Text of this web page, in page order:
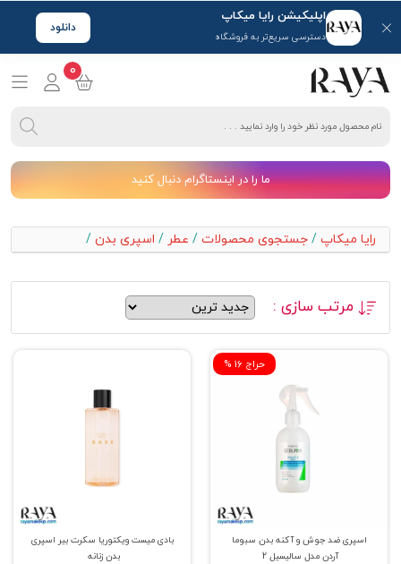
اپلیکیشن رایا میکاپ
دسترسی سریع‌تر به فروشگاه
دانلود
0
ما را در اینستاگرام دنبال کنید
رایا میکاپ / جستجوی محصولات / عطر / اسپری بدن /
مرتب سازی :
% حراج 16
اسپری ضد جوش و آکنه بدن سبوما
آردن مدل سالیسیل 2
بادی میست ویکتوریا سکرت بیر اسپری
بدن زنانه